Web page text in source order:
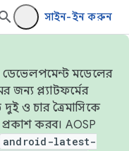
সাইন-ইন করুন
ডেভেলপমেন্ট মডেলের
জন্য প্ল্যাটফর্মের
ও চার ত্রৈমাসিকে
করব। AOSP
android-latest-